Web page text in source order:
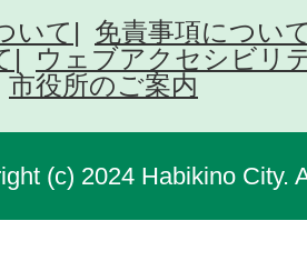
いて
免責事項につい
ウェブアクセシビリ
市役所のご案内
(c) 2024 Habikino City.